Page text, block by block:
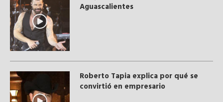
Aguascalientes
Roberto Tapia explica por qué se
convirtió en empresario